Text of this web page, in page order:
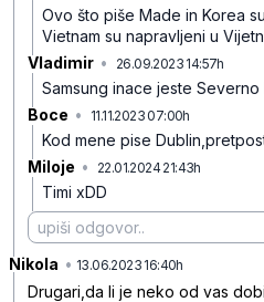
Ovo što piše Made in Korea
Vietnam su napravljeni u
Vladimir • 26.09.2023 14:57h
Samsung inace jeste
Boce • 11.11.2023 07:00h
Kod mene pise
Miloje • 22.01.2024 21:43h
Timi xDD
Nikola • 13.06.2023 16:40h
Drugari,da li je neko od vas